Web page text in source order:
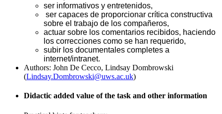
ser informativos y entretenidos,
ser capaces de proporcionar crítica constructiva
sobre el trabajo de los compañeros,
actuar sobre los comentarios recibidos, haciendo
los correcciones como se han requerido,
subir los documentales completes a
internet/intranet.
Authors: John De Cecco, Lindsay Dombrowski
(Lindsay.Dombrowski@uws.ac.uk)
Didactic added value of the task and other information